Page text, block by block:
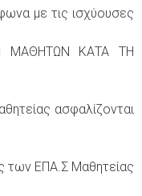
με τις ισχύουσες
ΜΑΘΗΤΩΝ ΚΑΤΑ ΤΗ
ασφαλίζονται
των ΕΠΑ.Σ Μαθητείας